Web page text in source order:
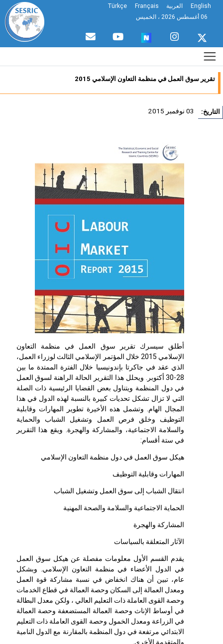
English العربية Français
Türkçe
تقرير سوق العمل في منظمة التعاون الإسلامي 2015
03 نوفمبر 2015
أطلق سيسرك تقرير سوق العمل في منظمة التعاون
الإسلامي 2015 خلال المؤتمر الإسلامي الثالث لوزراء العمل،
الذي عقد في جاكرتا بإندونيسيا خلال الفترة الممتدة ما بين
28-30 أكتوبر. ويحلل هذا التقرير الحالة الراهنة لسوق العمل
في دول المنظمة ويتناول بعض القضايا الرئيسية ذات الصلة
التي لا تزال تشكل تحديات كبيرة بالنسبة لهذه الدول في هذا
المجال الهام. وتشمل هذه الأخيرة تطوير المهارات وقابلية
التوظيف وخلق فرص العمل وتشغيل الشباب والحماية
والسلامة الاجتماعية، والمشاركة والهجرة. ويقع هذا التقرير
في ستة أقسام:
هيكل سوق العمل في دول منظمة التعاون الإسلامي
المهارات وقابلية التوظيف
انتقال الشباب إلى سوق العمل وتشغيل الشباب
الحماية الاجتماعية والسلامة والصحة المهنية
المشاركة والهجرة
الآثار المتعلقة بالسياسات
يقدم القسم الأول معلومات مفصلة عن هيكل سوق العمل
في الدول الأعضاء في منظمة التعاون الإسلامي. وبشكل
عام، تبين أن هناك انخفاض في نسبة مشاركة قوة العمل
ومعدل العمالة إلى السكان وحصة العمالة في قطاع الخدمات
وحصة القوى العاملة ذات التعليم العالي ، ولكن معدل البطالة
في أوساط الإناث وحصة العمالة المستضعفة وحصة العمالة
في الزراعة ومعدل الخمول وحصة القوى العاملة ذات التعليم
الابتدائي مرتفعة في دول المنظمة بالمقارنة مع الدول النامية